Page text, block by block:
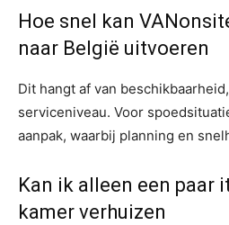
Hoe snel kan
naar België uitvoeren
Dit hangt af van
serviceniveau. Voor
aanpak, waarbij planning en
Kan ik alleen een paar
kamer verhuizen